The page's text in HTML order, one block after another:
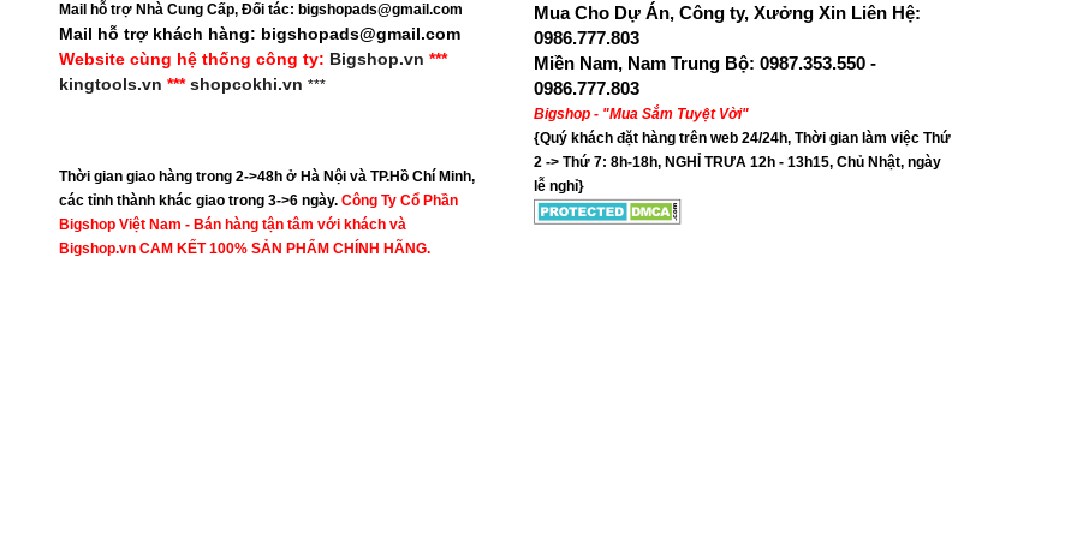
Mail hỗ trợ Nhà Cung Cấp, Đối tác: bigshopads@gmail.com
Mail hỗ trợ khách hàng: bigshopads@gmail.com
Website cùng hệ thống công ty: Bigshop.vn ***
kingtools.vn ***shopcokhi.vn ***
Thời gian giao hàng trong 2->48h ở Hà Nội và TP.Hồ Chí Minh,
các tỉnh thành khác giao trong 3->6 ngày. Công Ty Cổ Phần
Bigshop Việt Nam - Bán hàng tận tâm với khách và
Bigshop.vn CAM KẾT 100% SẢN PHẨM CHÍNH HÃNG.
Mua Cho Dự Án, Công ty, Xưởng Xin Liên Hệ:
0986.777.803
Miền Nam, Nam Trung Bộ: 0987.353.550 -
0986.777.803
Bigshop - "Mua Sắm Tuyệt Vời"
{Quý khách đặt hàng trên web 24/24h, Thời gian làm việc Thứ
2 -> Thứ 7: 8h-18h, NGHỈ TRƯA 12h - 13h15, Chủ Nhật, ngày
lễ nghỉ}